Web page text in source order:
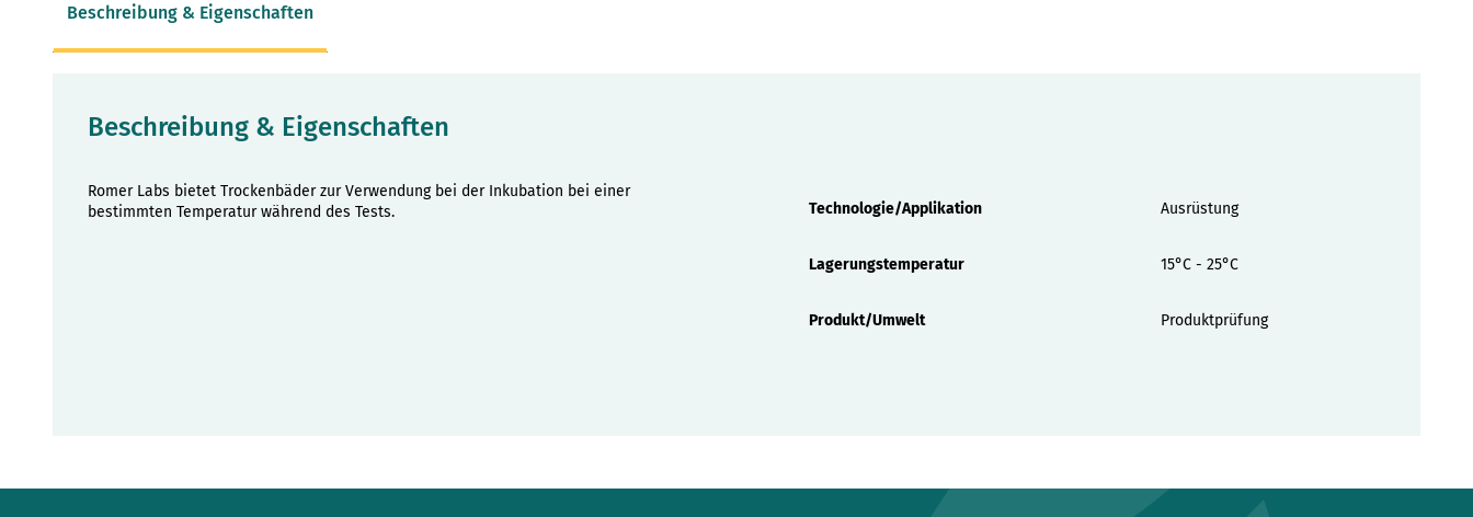
Beschreibung & Eigenschaften
Beschreibung & Eigenschaften
Romer Labs bietet Trockenbäder zur Verwendung bei der Inkubation bei einer
bestimmten Temperatur während des Tests.
Technologie/Applikation
Ausrüstung
Lagerungstemperatur 15°C - 25°C
Produkt/Umwelt Produktprüfung